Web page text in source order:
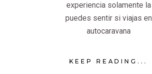
experiencia solamente la
puedes sentir si viajas en
autocaravana
KEEP READING...